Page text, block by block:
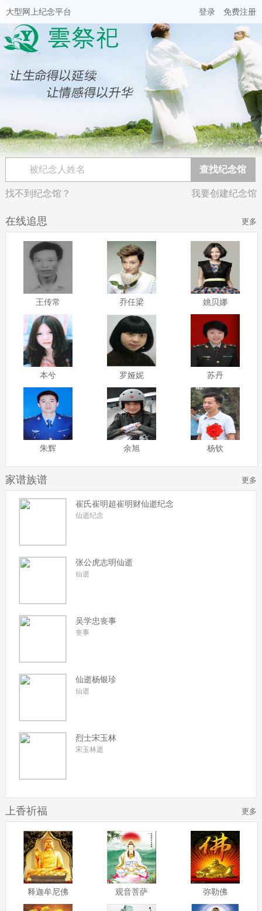
大型网上纪念平台 登录 免费注册
找不到纪念馆？ 我要创建纪念馆
在线追思 更多
王传常 乔任梁 姚贝娜
本兮 罗娅妮 苏丹
朱辉 余旭 杨钦
家谱族谱 更多
崔氏崔明超崔明财仙逝纪念
仙逝纪念
张公虎志明仙逝
仙逝
吴学忠丧事
丧事
仙逝杨银珍
仙逝
烈士宋玉林
宋玉林逝
上香祈福 更多
释迦牟尼佛 观音菩萨 弥勒佛